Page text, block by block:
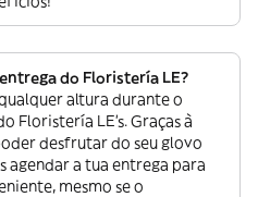
do Floristería LE?
altura durante o
Floristería LE’s. Graças à
desfrutar do seu glovo
agendar a tua entrega para
mesmo se o